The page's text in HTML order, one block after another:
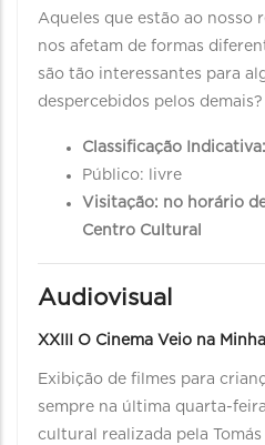
Aqueles que estão ao nosso
nos afetam de formas
são tão interessantes para
despercebidos pelos demais?
Classificação
Público: livre
Visitação: no horário
Centro Cultural
Audiovisual
XXIII O Cinema Veio na
Exibição de filmes para
sempre na última quarta-
cultural realizada pela Tomás